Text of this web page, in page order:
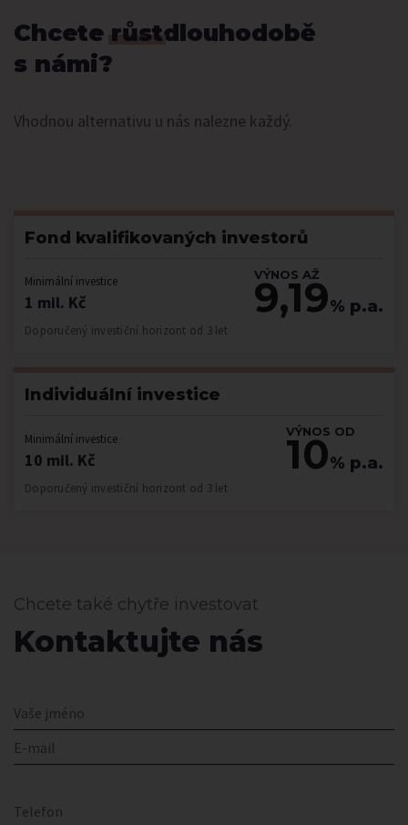
Chcete růstdlouhodobě
s námi?
Vhodnou alternativu u nás nalezne každý.
Fond kvalifikovaných investorů
Minimální investice
1 mil. Kč
VÝNOS AŽ
9,19% p.a.
Doporučený investiční horizont od 3 let
Individuální investice
Minimální investice
10 mil. Kč
VÝNOS OD
10% p.a.
Doporučený investiční horizont od 3 let
Chcete také chytře investovat
Kontaktujte nás